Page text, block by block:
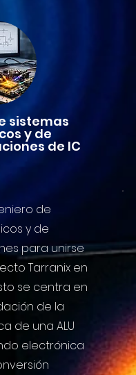
sistemas
y de
de IC
de
y de
para unirse
Tarranix en
se centra en
de la
de una ALU
electrónica